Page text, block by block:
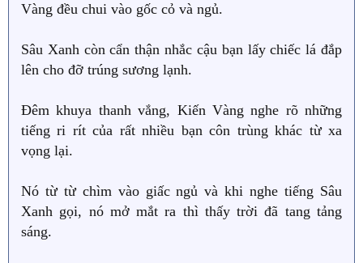
Vàng đều chui vào gốc cỏ và ngủ.
Sâu Xanh còn cẩn thận nhắc cậu bạn lấy chiếc lá đắp
lên cho đỡ trúng sương lạnh.
Đêm khuya thanh vắng, Kiến Vàng nghe rõ những
tiếng ri rít của rất nhiều bạn côn trùng khác từ xa
vọng lại.
Nó từ từ chìm vào giấc ngủ và khi nghe tiếng Sâu
Xanh gọi, nó mở mắt ra thì thấy trời đã tang tảng
sáng.